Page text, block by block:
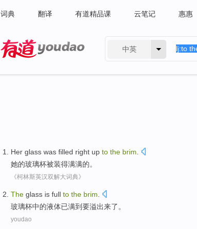
词典 翻译 有道精品课 云笔记 惠惠
中英
Her glass was filled right up to the brim
她的玻璃杯被装得满满的。
《柯林斯英汉双解大词典》
The glass is full to the brim
玻璃杯中的液体已满到要溢出来了 。
youdao